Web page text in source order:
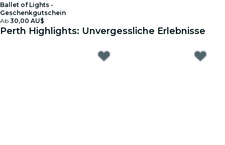
Ballet of Lights -
Geschenkgutschein
Ab 30,00 AU$
Perth Highlights: Unvergessliche Erlebnisse